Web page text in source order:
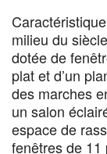
milieu du
dotée de
plat et d’un
des marches
un salon
espace de
fenêtres de